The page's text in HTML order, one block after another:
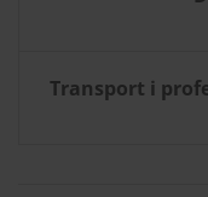
Transport i